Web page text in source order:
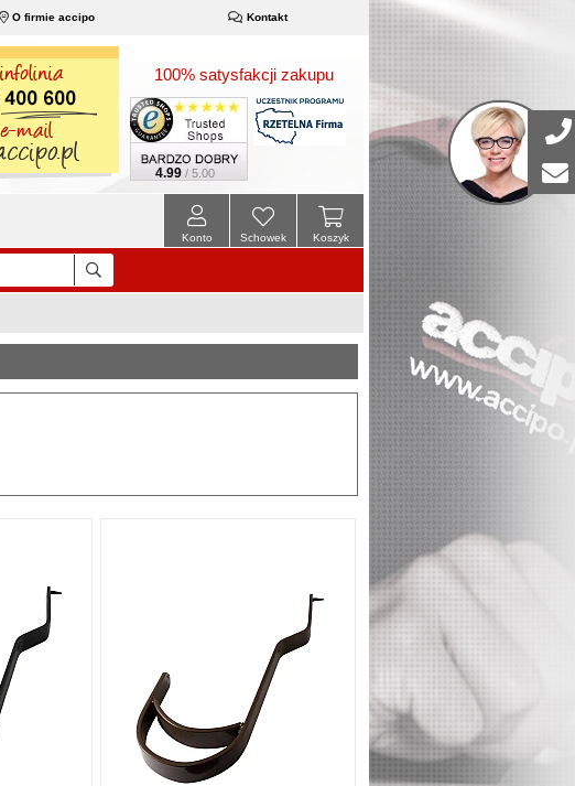
O firmie accipo Kontakt
100% satysfakcji zakupu
4.99 / 5.00
Koszyk
Schowek
Konto